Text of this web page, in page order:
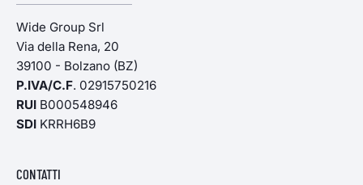
Wide Group Srl
Via della Rena, 20
39100 - Bolzano (BZ)
P.IVA/C.F. 02915750216
RUI B000548946
SDI KRRH6B9
CONTATTI